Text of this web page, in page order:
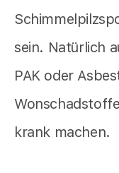
sein. Natürlich
PAK oder
krank machen.